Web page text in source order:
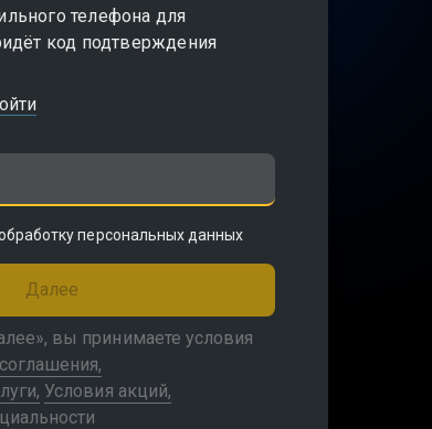
телефона для
код подтверждения
персональных данных
Далее
вы принимаете условия
Условия акций